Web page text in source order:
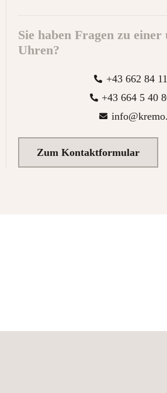
Sie haben Fragen zu einer
Uhren?
+43 662 84
+43 664 5 40
Zum Kontaktformular